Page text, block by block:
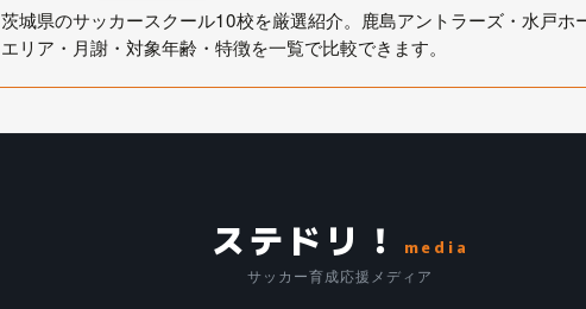
茨城県のサッカースクール10校を厳選紹介。鹿島アントラーズ・水戸ホ
エリア・月謝・対象年齢・特徴を一覧で比較できます。
ステドリ！ media
サッカー育成応援メディア